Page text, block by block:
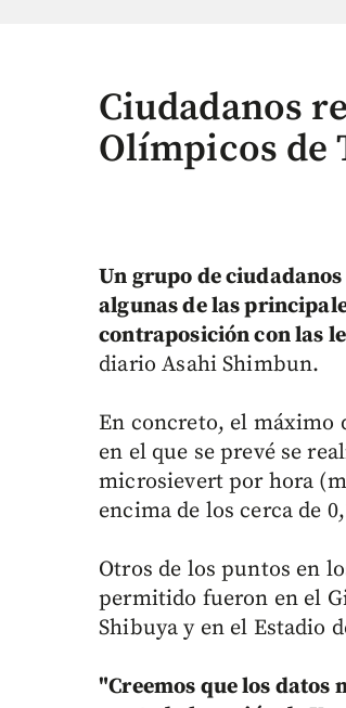
Ciudadanos
Olímpicos de
Un grupo de
algunas de las
contraposición con las
diario Asahi Shimbun.
En concreto, el máximo
en el que se prevé se
microsievert por hora
encima de los cerca de
Otros de los puntos en
permitido fueron en el
Shibuya y en el Estadio
"Creemos que los datos